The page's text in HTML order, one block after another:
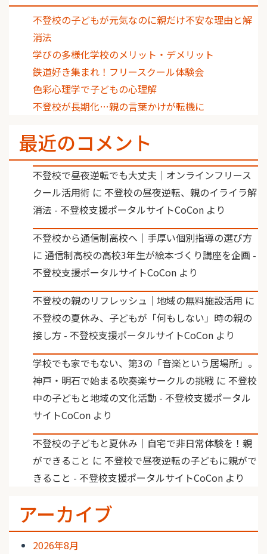
不登校の子どもが元気なのに親だけ不安な理由と解
消法
学びの多様化学校のメリット・デメリット
鉄道好き集まれ！フリースクール体験会
色彩心理学で子どもの心理解
不登校が長期化…親の言葉かけが転機に
最近のコメント
不登校で昼夜逆転でも大丈夫｜オンラインフリース
クール活用術 に 不登校の昼夜逆転、親のイライラ解
消法 - 不登校支援ポータルサイトCoCon より
不登校から通信制高校へ｜手厚い個別指導の選び方
に 通信制高校の高校3年生が絵本づくり講座を企画 -
不登校支援ポータルサイトCoCon より
不登校の親のリフレッシュ｜地域の無料施設活用 に
不登校の夏休み、子どもが「何もしない」時の親の
接し方 - 不登校支援ポータルサイトCoCon より
学校でも家でもない、第3の「音楽という居場所」。
神戸・明石で始まる吹奏楽サークルの挑戦 に 不登校
中の子どもと地域の文化活動 - 不登校支援ポータル
サイトCoCon より
不登校の子どもと夏休み｜自宅で非日常体験を！親
ができること に 不登校で昼夜逆転の子どもに親がで
きること - 不登校支援ポータルサイトCoCon より
アーカイブ
2026年8月